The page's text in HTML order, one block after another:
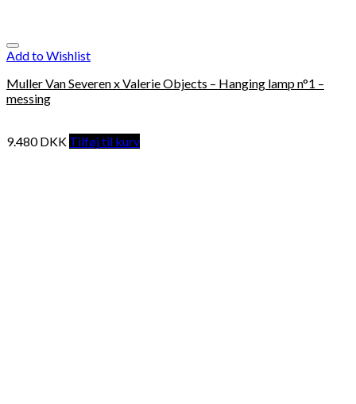
Add to Wishlist
Muller Van Severen x Valerie Objects – Hanging lamp n°1 –
messing
9.480DKK Tilføj til kurv